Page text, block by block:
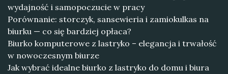
wydajność i samopoczucie w pracy
Porównanie: storczyk, sansewieria i zamiokulkas na
biurku — co się bardziej opłaca?
Biurko komputerowe z lastryko – elegancja i trwałość
w nowoczesnym biurze
Jak wybrać idealne biurko z lastryko do domu i biura